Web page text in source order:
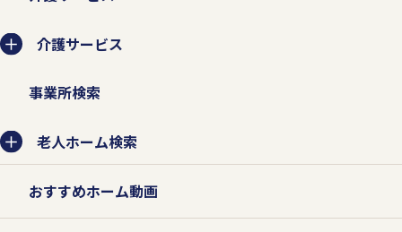
介護サービス
事業所検索
老人ホーム検索
おすすめホーム動画